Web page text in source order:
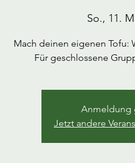
So., 11.
Mach deinen eigenen Tofu:
Für geschlossene
Anmeldung
Jetzt andere